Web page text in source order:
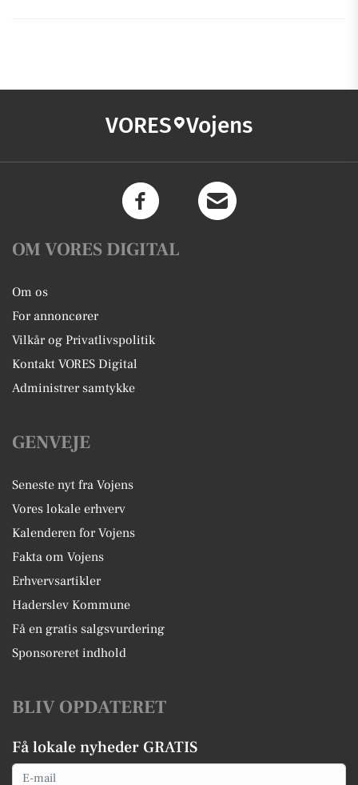
VORES Vojens
OM VORES DIGITAL
Om os
For annoncører
Vilkår og Privatlivspolitik
Kontakt VORES Digital
Administrer samtykke
GENVEJE
Seneste nyt fra Vojens
Vores lokale erhverv
Kalenderen for Vojens
Fakta om Vojens
Erhvervsartikler
Haderslev Kommune
Få en gratis salgsvurdering
Sponsoreret indhold
BLIV OPDATERET
Få lokale nyheder GRATIS
Email